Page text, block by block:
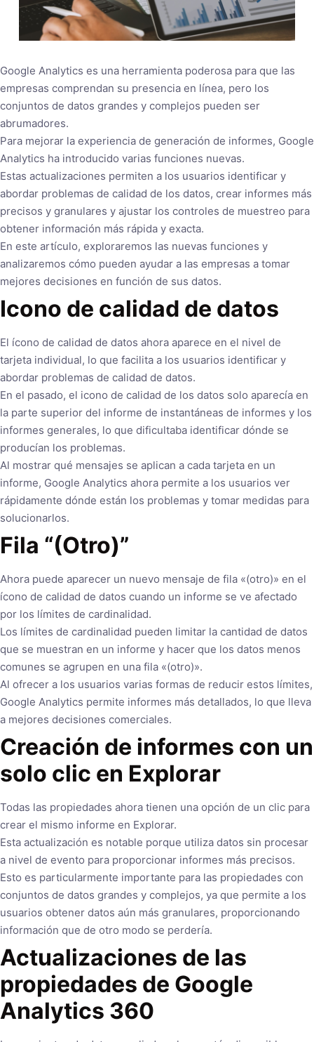
Google Analytics es una herramienta poderosa para que las
empresas comprendan su presencia en línea, pero los
conjuntos de datos grandes y complejos pueden ser
abrumadores.
Para mejorar la experiencia de generación de informes, Google
Analytics ha introducido varias funciones nuevas.
Estas actualizaciones permiten a los usuarios identificar y
abordar problemas de calidad de los datos, crear informes más
precisos y granulares y ajustar los controles de muestreo para
obtener información más rápida y exacta.
En este artículo, exploraremos las nuevas funciones y
analizaremos cómo pueden ayudar a las empresas a tomar
mejores decisiones en función de sus datos.
Icono de calidad de datos
El ícono de calidad de datos ahora aparece en el nivel de
tarjeta individual, lo que facilita a los usuarios identificar y
abordar problemas de calidad de datos.
En el pasado, el icono de calidad de los datos solo aparecía en
la parte superior del informe de instantáneas de informes y los
informes generales, lo que dificultaba identificar dónde se
producían los problemas.
Al mostrar qué mensajes se aplican a cada tarjeta en un
informe, Google Analytics ahora permite a los usuarios ver
rápidamente dónde están los problemas y tomar medidas para
solucionarlos.
Fila “(Otro)”
Ahora puede aparecer un nuevo mensaje de fila «(otro)» en el
ícono de calidad de datos cuando un informe se ve afectado
por los límites de cardinalidad.
Los límites de cardinalidad pueden limitar la cantidad de datos
que se muestran en un informe y hacer que los datos menos
comunes se agrupen en una fila «(otro)».
Al ofrecer a los usuarios varias formas de reducir estos límites,
Google Analytics permite informes más detallados, lo que lleva
a mejores decisiones comerciales.
Creación de informes con un
solo clic en Explorar
Todas las propiedades ahora tienen una opción de un clic para
crear el mismo informe en Explorar.
Esta actualización es notable porque utiliza datos sin procesar
a nivel de evento para proporcionar informes más precisos.
Esto es particularmente importante para las propiedades con
conjuntos de datos grandes y complejos, ya que permite a los
usuarios obtener datos aún más granulares, proporcionando
información que de otro modo se perdería.
Actualizaciones de las
propiedades de Google
Analytics 360